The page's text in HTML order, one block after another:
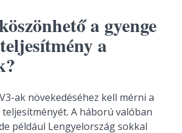
a gyenge
a
ak növekedéséhez kell mérni a
A háború valóban
például Lengyelország sokkal